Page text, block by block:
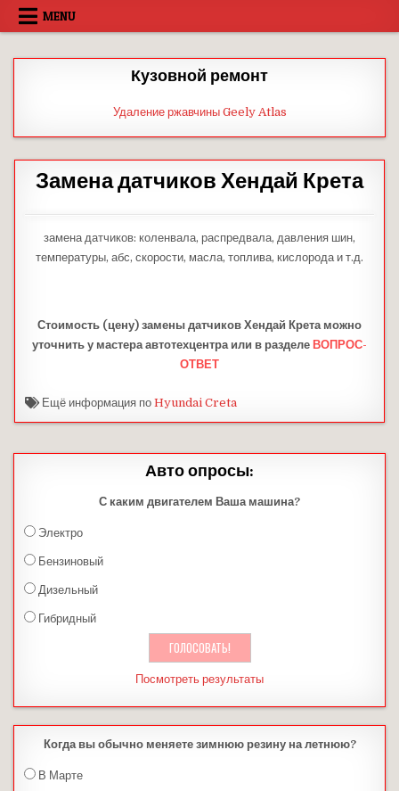
Skip
MENU
Кузовной ремонт
Удаление ржавчины Geely Atlas
Замена датчиков Хендай Крета
замена датчиков: коленвала, распредвала, давления шин,
температуры, абс, скорости, масла, топлива, кислорода и т.д.
Стоимость (цену) замены датчиков Хендай Крета можно
уточнить у мастера автотехцентра или в разделе ВОПРОС-
ОТВЕТ
Ещё информация поHyundai Creta
Авто опросы:
С каким двигателем Ваша машина?
Электро
Бензиновый
Дизельный
Гибридный
Посмотреть результаты
Когда вы обычно меняете зимнюю резину на летнюю?
В Марте